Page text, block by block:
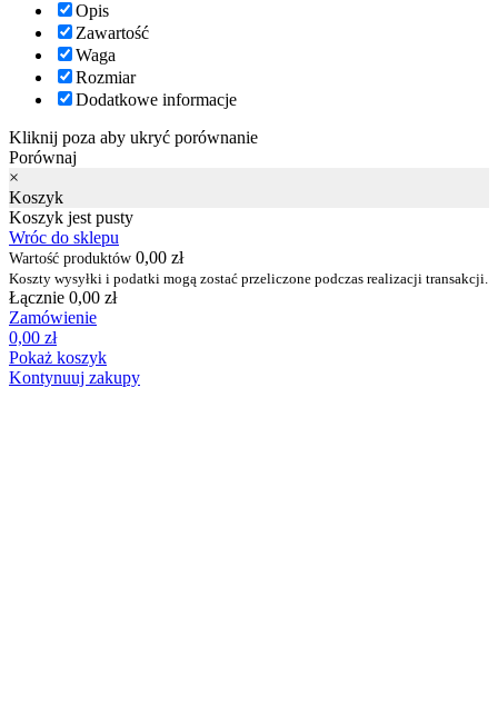
Opis
Zawartość
Waga
Rozmiar
Dodatkowe informacje
Kliknij poza aby ukryć porównanie
Porównaj
×
Koszyk
Koszyk jest pusty
Wróc do sklepu
Wartość produktów 0,00 zł
Koszty wysyłki i podatki mogą zostać przeliczone podczas realizacji transakcji.
Łącznie 0,00 zł
Zamówienie
0,00 zł
Pokaż koszyk
Kontynuuj zakupy